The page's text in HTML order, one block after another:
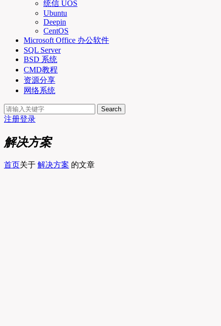
统信 UOS
Ubuntu
Deepin
CentOS
Microsoft Office 办公软件
SQL Server
BSD 系统
CMD教程
资源分享
网络系统
Search
注册登录
解决方案
首页关于 解决方案 的文章